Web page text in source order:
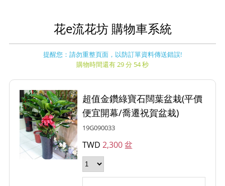
花e流花坊 購物車系統
提醒您：請勿重整頁面，以防訂單資料傳送錯誤!
購物時間還有 29 分 54 秒
超值金鑽綠寶石闊葉盆栽(平價
便宜開幕/喬遷祝賀盆栽)
19G090033
TWD2,300 盆